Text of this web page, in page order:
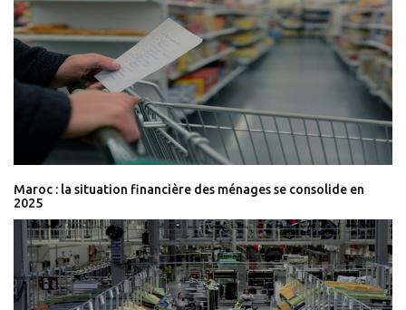
Maroc : la situation financière des ménages se consolide en
2025